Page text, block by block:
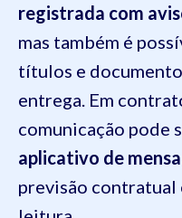
registrada com
mas também é
títulos e
entrega. Em
comunicação pode
aplicativo de
previsão contratual